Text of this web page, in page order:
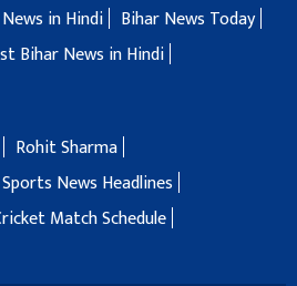
in Hindi
Bihar News Today
Bihar News in Hindi
Rohit Sharma
Sports News Headlines
Match Schedule